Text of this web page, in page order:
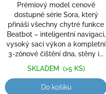
5
hvězdiček.
Prémiový model cenově
dostupné série Sora, který
přináší všechny chytré funkce
Beatbot – inteligentní navigaci,
vysoký sací výkon a kompletní
3‑zónové čištění dna, stěny i...
SKLADEM (>5 KS)
Do košíku